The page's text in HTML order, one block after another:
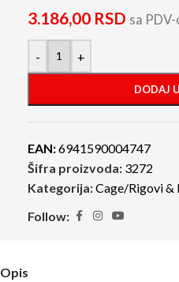
3.186,00 RSD sa
- +
DODAJ
EAN:6941590004747
Šifra proizvoda: 3272
Kategorija:Cage/Rigovi &
Follow:
Opis